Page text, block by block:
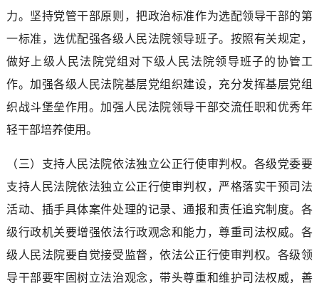
力。坚持党管干部原则，把政治标准作为选配领导干部的第
一标准，选优配强各级人民法院领导班子。按照有关规定，
做好上级人民法院党组对下级人民法院领导班子的协管工
作。加强各级人民法院基层党组织建设，充分发挥基层党组
织战斗堡垒作用。加强人民法院领导干部交流任职和优秀年
轻干部培养使用。
（三）支持人民法院依法独立公正行使审判权。各级党委要
支持人民法院依法独立公正行使审判权，严格落实干预司法
活动、插手具体案件处理的记录、通报和责任追究制度。各
级行政机关要增强依法行政观念和能力，尊重司法权威。各
级人民法院要自觉接受监督，依法公正行使审判权。各级领
导干部要牢固树立法治观念，带头尊重和维护司法权威，善